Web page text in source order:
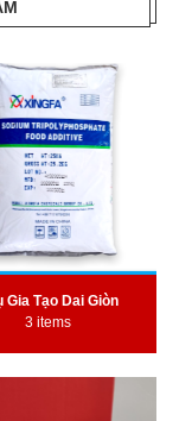
Gia Tạo Dai Giòn
3 items